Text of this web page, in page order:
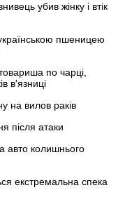
убив жінку і втік
пшеницею
по чарці,
в'язниці
на вилов раків
після атаки
авто колишнього
екстремальна спека